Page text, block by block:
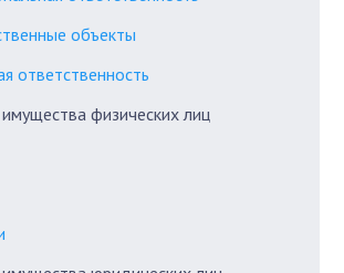
объекты
ответственность
физических лиц